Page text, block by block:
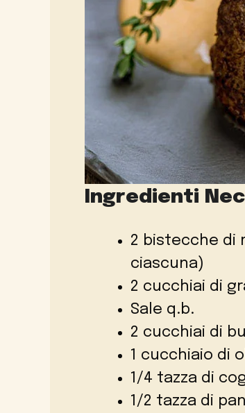
Ingredienti
2 bistecche di
ciascuna)
2 cucchiai di
Sale q.b.
2 cucchiai di
1 cucchiaio di
1/4 tazza di
1/2 tazza di